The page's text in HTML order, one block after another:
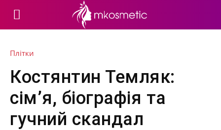
Плітки
Костянтин Темляк:
сім’я, біографія та
гучний скандал